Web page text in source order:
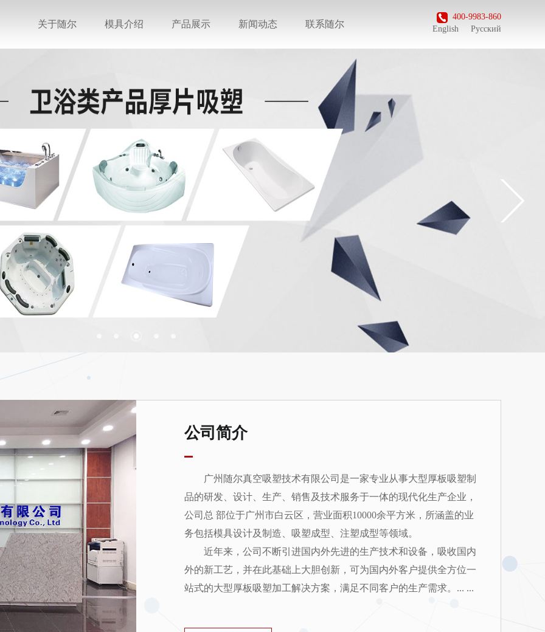
关于随尔 模具介绍 产品展示 新闻动态 联系随尔
400-9983-860
English
Русский
公司简介
广州随尔真空吸塑技术有限公司是一家专业从事大型厚板吸塑制
品的研发、设计、生产、销售及技术服务于一体的现代化生产企业，
公司总 部位于广州市白云区，营业面积10000余平方米，所涵盖的业
务包括模具设计及制造、吸塑成型、注塑成型等领域。
近年来，公司不断引进国内外先进的生产技术和设备，吸收国内
外的新工艺，并在此基础上大胆创新，可为国内外客户提供全方位一
站式的大型厚板吸塑加工解决方案，满足不同客户的生产需求。... ...